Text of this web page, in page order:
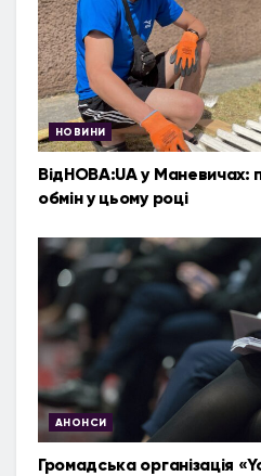
НОВИНИ
ВідНОВА:UA у Маневичах:
обмін у цьому році
АНОНСИ
Громадська організація